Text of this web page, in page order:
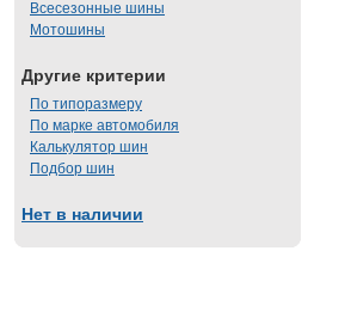
Всесезонные шины
Мотошины
Другие критерии
По типоразмеру
По марке автомобиля
Калькулятор шин
Подбор шин
Нет в наличии